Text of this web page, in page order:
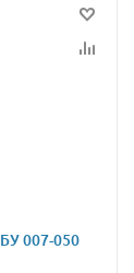
007-050